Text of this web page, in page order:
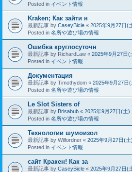
Posted in イベント情報
Kraken; Как зайти н
最新記事 by CaseyBicle « 2025年9月27日(
Posted in 名所や遊び場の情報
Ошибка круглосуточн
最新記事 by RichardLaw « 2025年9月27日(
Posted in イベント情報
Документация
最新記事 by Timothydom « 2025年9月27日
Posted in 名所や遊び場の情報
Le Slot Sisters of
最新記事 by Brisabub « 2025年9月27日(土)
Posted in 名所や遊び場の情報
Технологии шумоизол
最新記事 by Wilfordner « 2025年9月27日(
Posted in イベント情報
сайт Кракен! Как за
最新記事 by CaseyBicle « 2025年9月27日(